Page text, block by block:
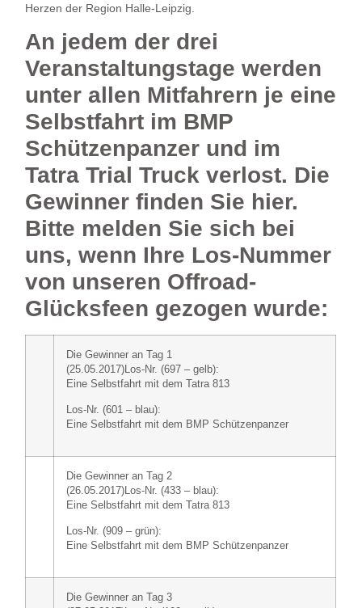
Herzen der Region Halle-Leipzig.
An jedem der drei
Veranstaltungstage werden
unter allen Mitfahrern je eine
Selbstfahrt im BMP
Schützenpanzer und im
Tatra Trial Truck verlost. Die
Gewinner finden Sie hier.
Bitte melden Sie sich bei
uns, wenn Ihre Los-Nummer
von unseren Offroad-
Glücksfeen gezogen wurde:
Die Gewinner an Tag 1
(25.05.2017)Los-Nr. (697 – gelb):
Eine Selbstfahrt mit dem Tatra 813
Los-Nr. (601 – blau):
Eine Selbstfahrt mit dem BMP Schützenpanzer
Die Gewinner an Tag 2
(26.05.2017)Los-Nr. (433 – blau):
Eine Selbstfahrt mit dem Tatra 813
Los-Nr. (909 – grün):
Eine Selbstfahrt mit dem BMP Schützenpanzer
Die Gewinner an Tag 3